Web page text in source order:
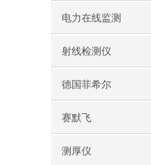
电力在线监测
射线检测仪
德国菲希尔
赛默飞
测厚仪